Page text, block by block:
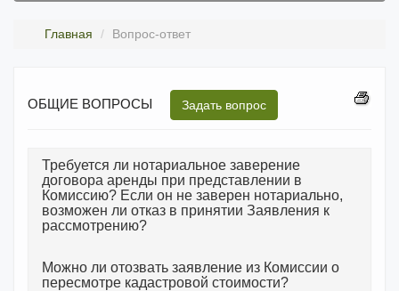
Главная Вопрос-ответ
ОБЩИЕ ВОПРОСЫ Задать вопрос
Требуется ли нотариальное заверение
договора аренды при представлении в
Комиссию? Если он не заверен нотариально,
возможен ли отказ в принятии Заявления к
рассмотрению?
Можно ли отозвать заявление из Комиссии о
пересмотре кадастровой стоимости?